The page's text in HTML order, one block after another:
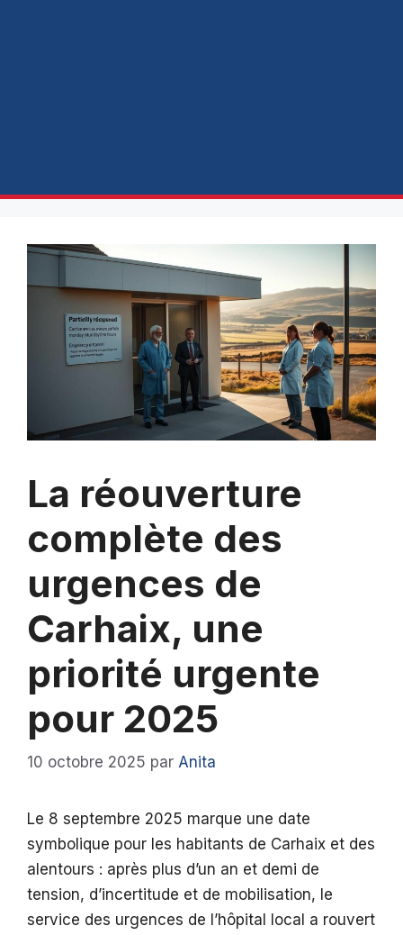
La réouverture
complète des
urgences de
Carhaix, une
priorité urgente
pour 2025
10 octobre 2025 par Anita
Le 8 septembre 2025 marque une date
symbolique pour les habitants de Carhaix et des
alentours : après plus d’un an et demi de
tension, d’incertitude et de mobilisation, le
service des urgences de l’hôpital local a rouvert